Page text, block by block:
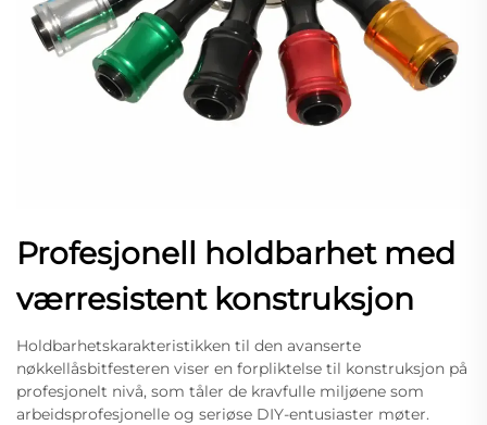
Profesjonell holdbarhet med
værresistent konstruksjon
Holdbarhetskarakteristikken til den avanserte
nøkkellåsbitfesteren viser en forpliktelse til konstruksjon på
profesjonelt nivå, som tåler de kravfulle miljøene som
arbeidsprofesjonelle og seriøse DIY-entusiaster møter.